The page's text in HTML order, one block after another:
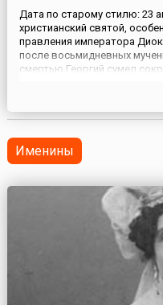
Дата по старому стилю: 23
христианский святой,
правления императора
после восьмидневных
смертью Георгий сумел
змеем, опустоша...
Именины